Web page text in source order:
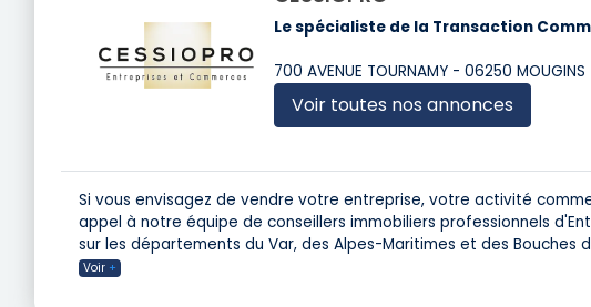
Le spécialiste de la Transaction
700 AVENUE TOURNAMY - 06250
Voir toutes nos annonces
Si vous envisagez de vendre votre entreprise, votre activité
appel à notre équipe de conseillers immobiliers professionnels
sur les départements du Var, des Alpes-Maritimes et des Bouches
Voir +